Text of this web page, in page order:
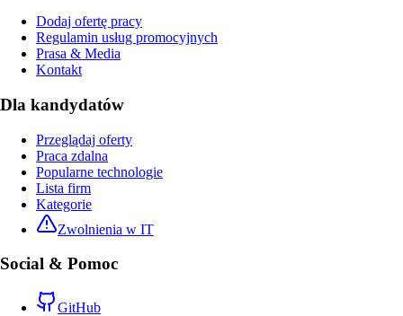
Dodaj ofertę pracy
Regulamin usług promocyjnych
Prasa & Media
Kontakt
Dla kandydatów
Przeglądaj oferty
Praca zdalna
Popularne technologie
Lista firm
Kategorie
Zwolnienia w IT
Social & Pomoc
GitHub